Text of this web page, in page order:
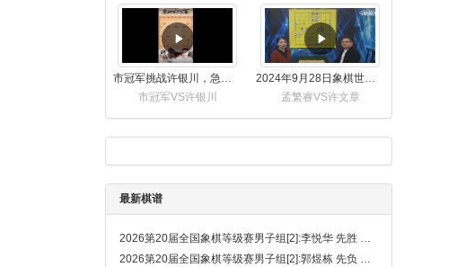
市冠军挑战许银川，急进中兵变化真激烈！
市冠军VS许银川
2024年9月28日象棋世界栏目，刘君、蒋川讲解了第九届杨官璘杯象棋公开赛孟繁睿与许文章的对局
孟繁睿VS许文章
最新棋谱
2026第20届全国象棋等级赛男子组[2]:李悦华 先胜 王子秦
2026第20届全国象棋等级赛男子组[2]:郭煜栋 先负 钟念沂